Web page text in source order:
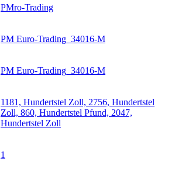
PMro-Trading
PM Euro-Trading_34016-M
PM Euro-Trading_34016-M
1181, Hundertstel Zoll, 2756, Hundertstel
Zoll, 860, Hundertstel Pfund, 2047,
Hundertstel Zoll
1